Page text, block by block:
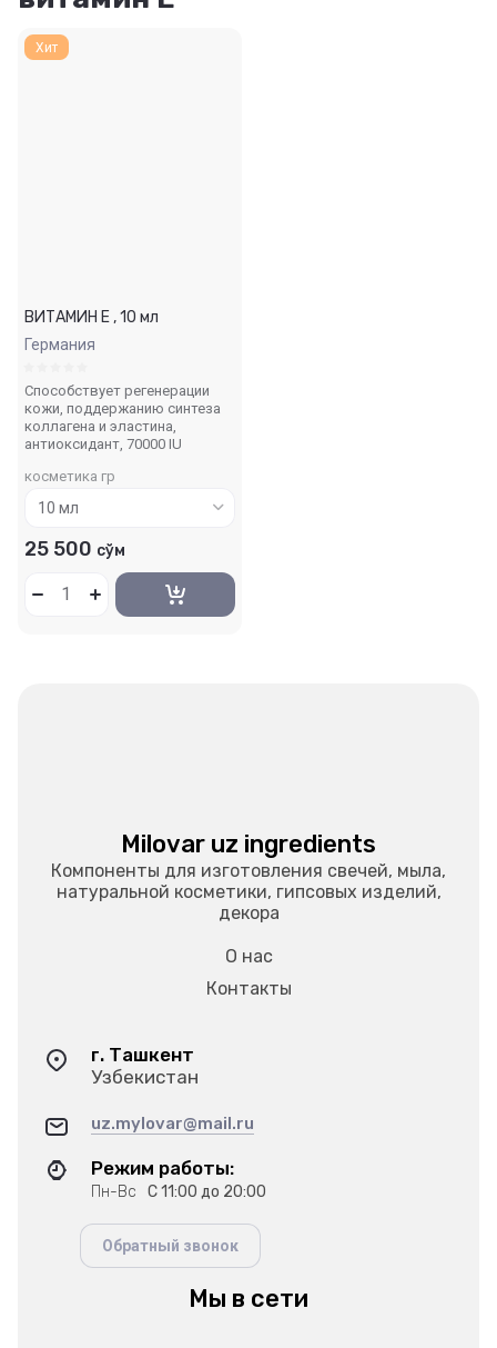
Хит
ВИТАМИН Е , 10 мл
Германия
Способствует регенерации
кожи, поддержанию синтеза
коллагена и эластина,
антиоксидант, 70000 IU
косметика гр
25 500 сўм
Milovar uz ingredients
Компоненты для изготовления свечей, мыла,
натуральной косметики, гипсовых изделий,
декора
О нас
Контакты
г. Ташкент
Узбекистан
uz.mylovar@mail.ru
Режим работы:
Пн-Вс С 11:00 до 20:00
Обратный звонок
Мы в сети